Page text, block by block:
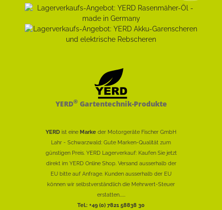
YERD®Gartentechnik-Produkte
YERD ist eine Marke der Motorgeräte Fischer GmbH
Lahr - Schwarzwald: Gute Marken-Qualität zum
günstigen Preis. YERD Lagerverkauf: Kaufen Sie jetzt
direkt im YERD Online Shop. Versand ausserhalb der
EU bitte auf Anfrage. Kunden ausserhalb der EU
können wir selbstverständlich die Mehrwert-Steuer
erstatten......
Tel.: +49 (0) 7821 58838 30